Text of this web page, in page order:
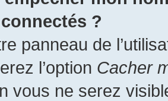
?
panneau de
l’option Cacher
vous ne serez